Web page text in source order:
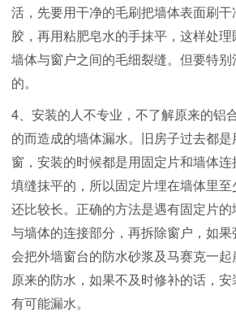
活，先要用干净的毛刷把墙体表面刷
胶，再用粘肥皂水的手抹平，这样处
墙体与窗户之间的毛细裂缝。但要特
的。
4、安装的人不专业，不了解原来的铝
的而造成的墙体漏水。旧房子过去都
窗，安装的时候都是用固定片和墙体
填缝抹平的，所以固定片埋在墙体里
还比较长。正确的方法是遇有固定片
与墙体的连接部分，再拆除窗户，如
会把外墙窗台的防水砂浆及马赛克一
原来的防水，如果不及时修补的话，
有可能漏水。